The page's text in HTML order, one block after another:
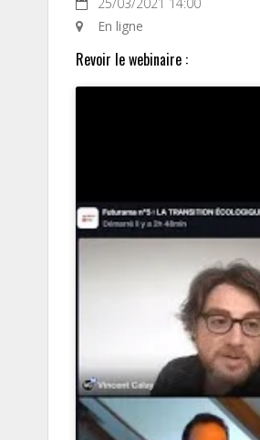
En ligne
Revoir le webinaire :